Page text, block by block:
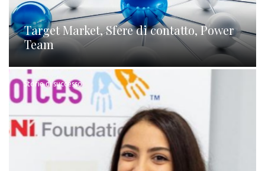
Target Market, Sfere di contatto, Power
Team
Storie di successo